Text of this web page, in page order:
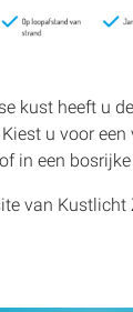
kust heeft u
u voor
in een
van Kustlicht